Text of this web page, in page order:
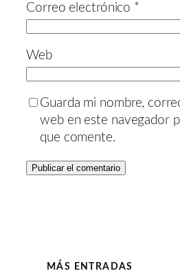
Correo electrónico *
Web
Guarda mi nombre,
web en este navegador
que comente.
MÁS ENTRADAS